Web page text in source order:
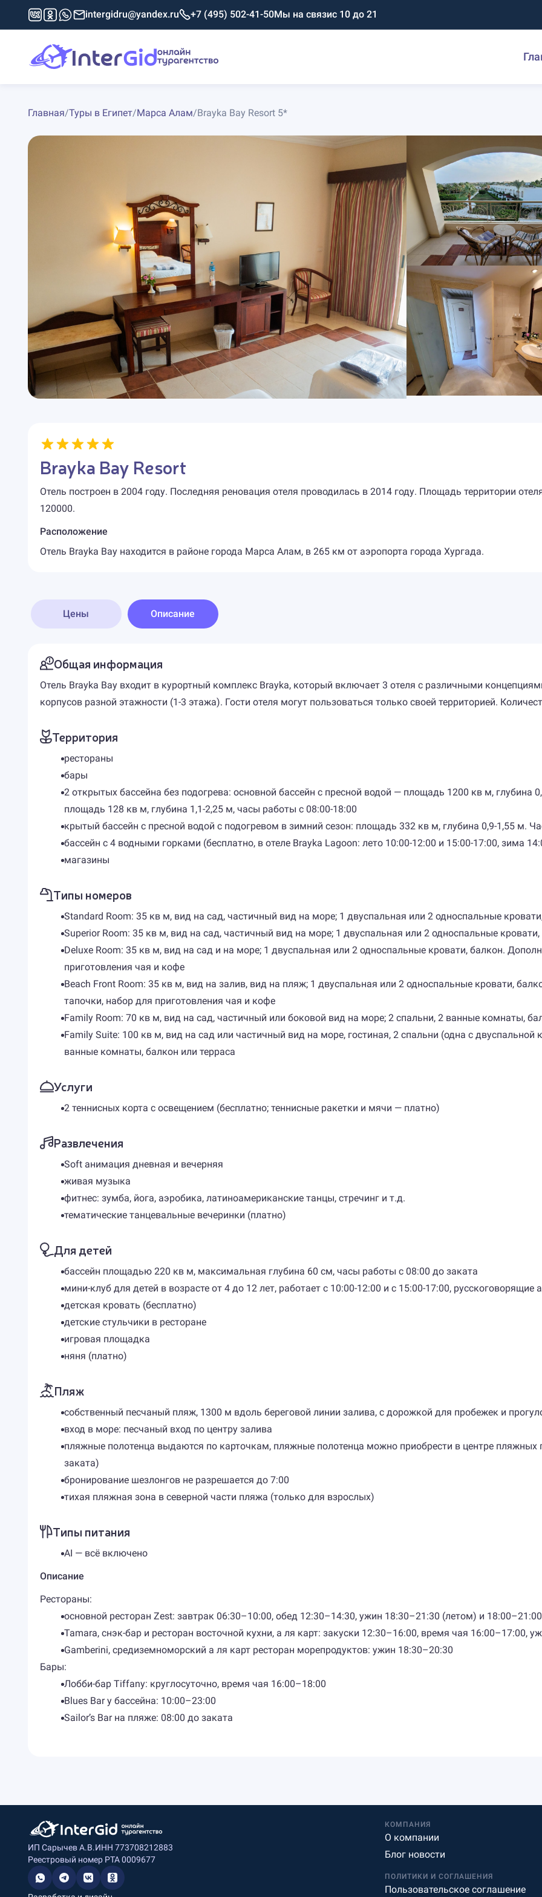
intergidru@yandex.ru +7 (495) 502-41-50Мы на связис 10 до 21
Главная/Туры в Египет/Марса Алам/Brayka Bay Resort 5*
Brayka Bay Resort
Отель построен в 2004 году. Последняя реновация отеля проводилась в 2014 году. Площадь территории
120000.
Расположение
Отель Brayka Bay находится в районе города Марса Алам, в 265 км от аэропорта города Хургада.
Цены Описание
Общая информация
Отель Brayka Bay входит в курортный комплекс Brayka, который включает 3 отеля с различными
корпусов разной этажности (1-3 этажа). Гости отеля могут пользоваться только своей территорией.
Территория
рестораны
бары
2 открытых бассейна без подогрева: основной бассейн с пресной водой — площадь 1200 кв м, глубина
площадь 128 кв м, глубина 1,1-2,25 м, часы работы с 08:00-18:00
крытый бассейн с пресной водой с подогревом в зимний сезон: площадь 332 кв м, глубина 0,9-1,55 м.
бассейн с 4 водными горками (бесплатно, в отеле Brayka Lagoon: лето 10:00-12:00 и 15:00-17:00, зима
магазины
Типы номеров
Standard Room: 35 кв м, вид на сад, частичный вид на море; 1 двуспальная или 2 односпальные
Superior Room: 35 кв м, вид на сад, частичный вид на море; 1 двуспальная или 2 односпальные кровати,
Deluxe Room: 35 кв м, вид на сад и на море; 1 двуспальная или 2 односпальные кровати, балкон.
приготовления чая и кофе
Beach Front Room: 35 кв м, вид на залив, вид на пляж; 1 двуспальная или 2 односпальные кровати,
тапочки, набор для приготовления чая и кофе
Family Room: 70 кв м, вид на сад, частичный или боковой вид на море; 2 спальни, 2 ванные комнаты,
Family Suite: 100 кв м, вид на сад или частичный вид на море, гостиная, 2 спальни (одна с
ванные комнаты, балкон или терраса
Услуги
2 теннисных корта с освещением (бесплатно; теннисные ракетки и мячи — платно)
Развлечения
Soft анимация дневная и вечерняя
живая музыка
фитнес: зумба, йога, аэробика, латиноамериканские танцы, стречинг и т.д.
тематические танцевальные вечеринки (платно)
Для детей
бассейн площадью 220 кв м, максимальная глубина 60 см, часы работы с 08:00 до заката
мини-клуб для детей в возрасте от 4 до 12 лет, работает с 10:00-12:00 и с 15:00-17:00, русскоговорящие
детская кровать (бесплатно)
детские стульчики в ресторане
игровая площадка
няня (платно)
Пляж
собственный песчаный пляж, 1300 м вдоль береговой линии залива, с дорожкой для пробежек и
вход в море: песчаный вход по центру залива
пляжные полотенца выдаются по карточкам, пляжные полотенца можно приобрести в центре пляжных
заката)
бронирование шезлонгов не разрешается до 7:00
тихая пляжная зона в северной части пляжа (только для взрослых)
Типы питания
AI — всё включено
Описание
Рестораны:
основной ресторан Zest: завтрак 06:30–10:00, обед 12:30–14:30, ужин 18:30–21:30 (летом) и
Tamara, снэк-бар и ресторан восточной кухни, а ля карт: закуски 12:30–16:00, время чая 16:00–17:00,
Gamberini, средиземноморский а ля карт ресторан морепродуктов: ужин 18:30–20:30
Бары:
Лобби-бар Tiffany: круглосуточно, время чая 16:00–18:00
Blues Bar у бассейна: 10:00–23:00
Sailor’s Bar на пляже: 08:00 до заката
ИП Сарычев А.В.ИНН 773708212883
Реестровый номер РТА 0009677
КОМПАНИЯ
О компании
Блог новости
ПОЛИТИКИ И СОГЛАШЕНИЯ
Пользовательское соглашение